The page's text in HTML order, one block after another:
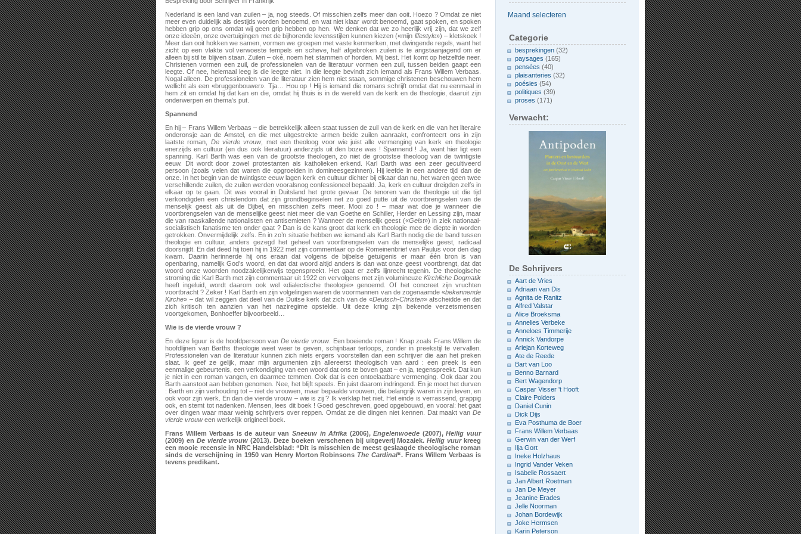
Nederland is een land van zuilen – ja, nog steeds. Of misschien zelfs meer dan ooit. Hoezo ? Omdat ze niet
meer even duidelijk als destijds worden benoemd, en wat niet klaar wordt benoemd, gaat spoken, en spoken
hebben grip op ons omdat wij geen grip hebben op hen. We denken dat we zo heerlijk vrij zijn, dat we zelf
onze ideeën, onze overtuigingen met de bijhorende levensstijlen kunnen kiezen («mijn lifestyle») – kletskoek !
Meer dan ooit hokken we samen, vormen we groepen met vaste kenmerken, met dwingende regels, want het
zicht op een vlakte vol verwoeste tempels en scheve, half afgebroken zuilen is te angstaanjagend om er
alleen bij stil te blijven staan. Zuilen – oké, noem het stammen of horden. Mij best. Het komt op hetzelfde neer.
Christenen vormen een zuil, de professionelen van de literatuur vormen een zuil, tussen beiden gaapt een
leegte. Of nee, helemaal leeg is die leegte niet. In die leegte bevindt zich iemand als Frans Willem Verbaas.
Nogal alleen. De professionelen van de literatuur zien hem niet staan, sommige christenen beschouwen hem
wellicht als een «bruggenbouwer». Tja… Hou op ! Hij is iemand die romans schrijft omdat dat nu eenmaal in
hem zit en omdat hij dat kan en die, omdat hij thuis is in de wereld van de kerk en de theologie, daaruit zijn
onderwerpen en thema’s put.
Spannend
En hij – Frans Willem Verbaas – die betrekkelijk alleen staat tussen de zuil van de kerk en die van het literaire
onderonsje aan de Amstel, en die met uitgestrekte armen beide zuilen aanraakt, confronteert ons in zijn
laatste roman, De vierde vrouw, met een theoloog voor wie juist alle vermenging van kerk en theologie
enerzijds en cultuur (en dus ook literatuur) anderzijds uit den boze was ! Spannend ! Ja, want hier ligt een
spanning. Karl Barth was een van de grootste theologen, zo niet de grootstse theoloog van de twintigste
eeuw. Dit wordt door zowel protestanten als katholieken erkend. Karl Barth was een zeer gecultiveerd
persoon (zoals velen dat waren die opgroeiden in domineesgezinnen). Hij leefde in een andere tijd dan de
onze. In het begin van de twintigste eeuw lagen kerk en cultuur dichter bij elkaar dan nu, het waren geen twee
verschillende zuilen, de zuilen werden vooralsnog confessioneel bepaald. Ja, kerk en cultuur dreigden zelfs in
elkaar op te gaan. Dit was vooral in Duitsland het grote gevaar. De tenoren van de theologie uit die tijd
verkondigden een christendom dat zijn grondbeginselen net zo goed putte uit de voortbrengselen van de
menselijk geest als uit de Bijbel, en misschien zelfs meer. Mooi zo ! – maar wat doe je wanneer die
voortbrengselen van de menselijke geest niet meer die van Goethe en Schiller, Herder en Lessing zijn, maar
die van raaskallende nationalisten en antisemieten ? Wanneer de menselijk geest («Geist») in ziek nationaal-
socialistisch fanatisme ten onder gaat ? Dan is de kans groot dat kerk en theologie mee de diepte in worden
getrokken. Onvermijdelijk zelfs. En in zo’n situatie hebben we iemand als Karl Barth nodig die de band tussen
theologie en cultuur, anders gezegd het geheel van voortbrengselen van de menselijke geest, radicaal
doorsnijdt. En dat deed hij toen hij in 1922 met zijn commentaar op de Romeinenbrief van Paulus voor den dag
kwam. Daarin herinnerde hij ons eraan dat volgens de bijbelse getuigenis er maar één bron is van
openbaring, namelijk God’s woord, en dat dat woord altijd anders is dan wat onze geest voortbrengt, dat dat
woord onze woorden noodzakelijkerwijs tegenspreekt. Het gaat er zelfs lijnrecht tegenin. De theologische
stroming die Karl Barth met zijn commentaar uit 1922 en vervolgens met zijn volumineuze Kirchliche Dogmatik
heeft ingeluid, wordt daarom ook wel «dialectische theologie» genoemd. Of het concreet zijn vruchten
voortbracht ? Zeker ! Karl Barth en zijn volgelingen waren de voormannen van de zogenaamde «bekennende
Kirche» – dat wil zeggen dat deel van de Duitse kerk dat zich van de «Deutsch-Christen» afscheidde en dat
zich kritisch ten aanzien van het naziregime opstelde. Uit deze kring zijn bekende verzetsmensen
voortgekomen, Bonhoeffer bijvoorbeeld…
Wie is de vierde vrouw ?
En deze figuur is de hoofdpersoon van De vierde vrouw. Een boeiende roman ! Knap zoals Frans Willem de
hoofdlijnen van Barths theologie weet weer te geven, schijnbaar terloops, zonder in preekstijl te vervallen.
Professionelen van de literatuur kunnen zich niets ergers voorstellen dan een schrijver die aan het preken
slaat. Ik geef ze gelijk, maar mijn argumenten zijn allereerst theologisch van aard : een preek is een
eenmalige gebeurtenis, een verkondiging van een woord dat ons te boven gaat – en ja, tegenspreekt. Dat kun
je niet in een roman vangen, en daarmee temmen. Ook dat is een ontoelaatbare vermenging. Ook daar zou
Barth aanstoot aan hebben genomen. Nee, het blijft speels. En juist daarom indringend. En je moet het durven
: Barth en zijn verhouding tot – niet de vrouwen, maar bepaalde vrouwen, die belangrijk waren in zijn leven, en
ook voor zijn werk. En dan die vierde vrouw – wie is zij ? Ik verklap het niet. Het einde is verrassend, grappig
ook, en stemt tot nadenken. Mensen, lees dit boek ! Goed geschreven, goed opgebouwd, en vooral: het gaat
over dingen waar maar weinig schrijvers over reppen. Omdat ze die dingen niet kennen. Dat maakt van De
vierde vrouween werkelijk origineel boek.
Frans Willem Verbaas is de auteur van Sneeuw in Afrika (2006),Engelenwoede (2007),Heilig vuur
(2009) en De vierde vrouw (2013). Deze boeken verschenen bij uitgeverij Mozaiek.Heilig vuurkreeg
een mooie recensie in NRC Handelsblad: “Dit is misschien de meest geslaagde theologische roman
sinds de verschijning in 1950 van Henry Morton Robinsons The Cardinal“. Frans Willem Verbaas is
tevens predikant.
Categorie
besprekingen (32)
paysages (165)
pensées (40)
plaisanteries (32)
poésies (54)
politiques (39)
proses (171)
Verwacht:
De Schrijvers
Aart de Vries
Adriaan van Dis
Agnita de Ranitz
Alfred Valstar
Alice Broeksma
Annelies Verbeke
Anneloes Timmerije
Annick Vandorpe
Ariejan Korteweg
Ate de Reede
Bart van Loo
Benno Barnard
Bert Wagendorp
Caspar Visser 't Hooft
Claire Polders
Daniel Cunin
Dick Dijs
Eva Posthuma de Boer
Frans Willem Verbaas
Gerwin van der Werf
Ilja Gort
Ineke Holzhaus
Ingrid Vander Veken
Isabelle Rossaert
Jan Albert Roetman
Jan De Meyer
Jeanine Erades
Jelle Noorman
Johan Bordewijk
Joke Hermsen
Karin Peterson